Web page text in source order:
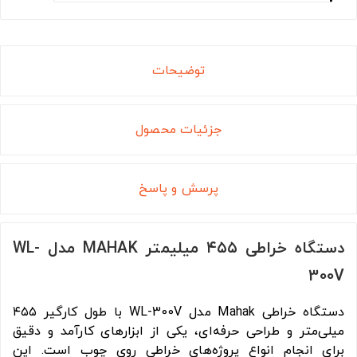
توضیحات
جزئیات محصول
پرسش و پاسخ
دستگاه خراطی ۴۵۵ میلیمتر MAHAK مدل WL-
300V
دستگاه خراطی Mahak مدل WL-300V با طول کارگیر ۴۵۵
میلی‌متر و طراحی حرفه‌ای، یکی از ابزارهای کارآمد و دقیق
برای انجام انواع پروژه‌های خراطی روی چوب است. این